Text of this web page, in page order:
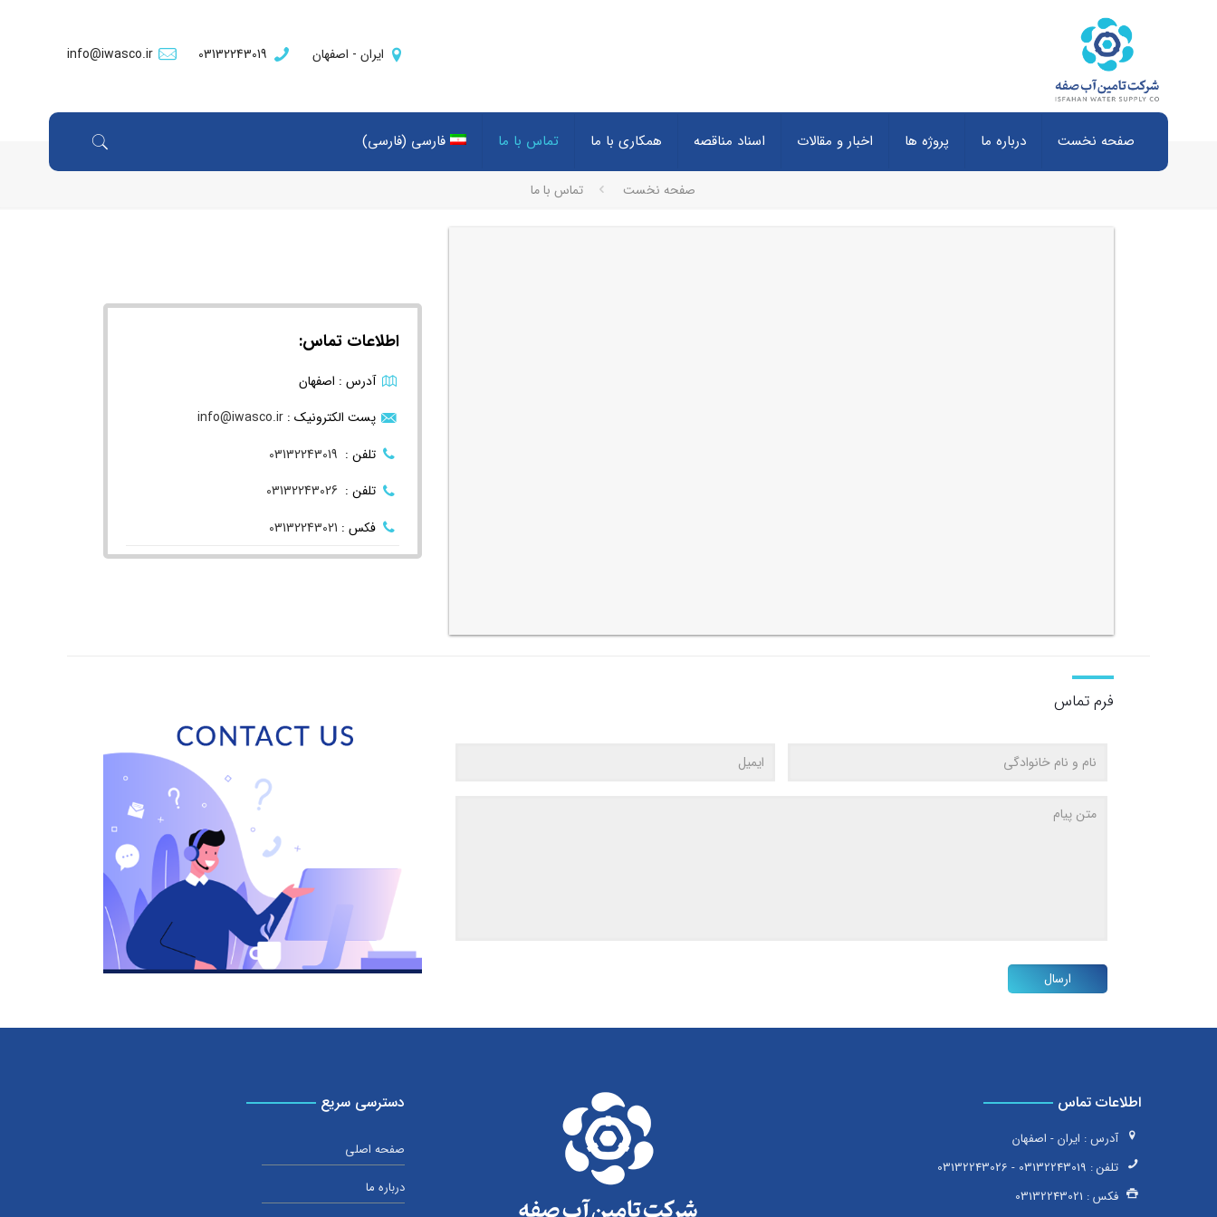
ایران - اصفهان 03132243019
info@iwasco.ir
صفحه نخست درباره ما پروژه ها اخبار و مقالات اسناد مناقصه همکاری با ما تماس با ما فارسی (فارسی)
صفحه نخست تماس با ما
اطلاعات تماس:
آدرس : اصفهان
پست الکترونیک :info@iwasco.ir
تلفن : 03132243019
تلفن : 03132243026
فکس : 03132243021
فرم تماس
اطلاعات تماس
آدرس : ایران - اصفهان
تلفن : 03132243019
-
03132243026
فکس : 03132243021
دسترسی سریع
صفحه اصلی
درباره ما